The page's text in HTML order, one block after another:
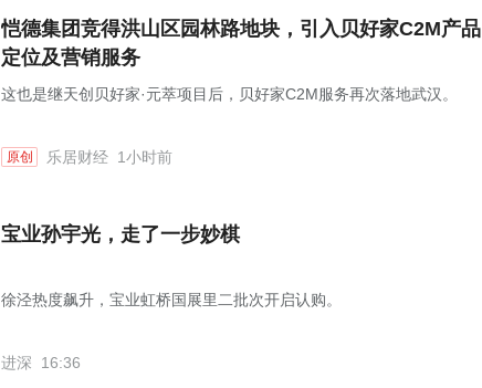
恺德集团竞得洪山区园林路地块，引入贝好家C2M产品
定位及营销服务
这也是继天创贝好家·元萃项目后，贝好家C2M服务再次落地武汉。
原创 乐居财经 1小时前
宝业孙宇光，走了一步妙棋
徐泾热度飙升，宝业虹桥国展里二批次开启认购。
进深 16:36